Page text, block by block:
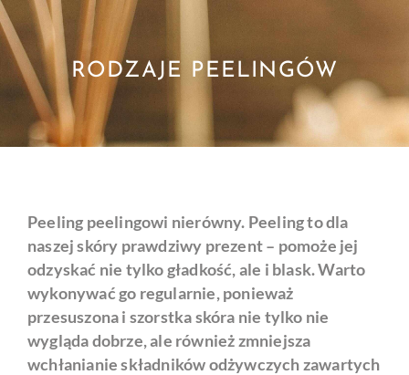
RODZAJE PEELINGÓW
Peeling peelingowi nierówny. Peeling to dla
naszej skóry prawdziwy prezent – pomoże jej
odzyskać nie tylko gładkość, ale i blask. Warto
wykonywać go regularnie, ponieważ
przesuszona i szorstka skóra nie tylko nie
wygląda dobrze, ale również zmniejsza
wchłanianie składników odżywczych zawartych